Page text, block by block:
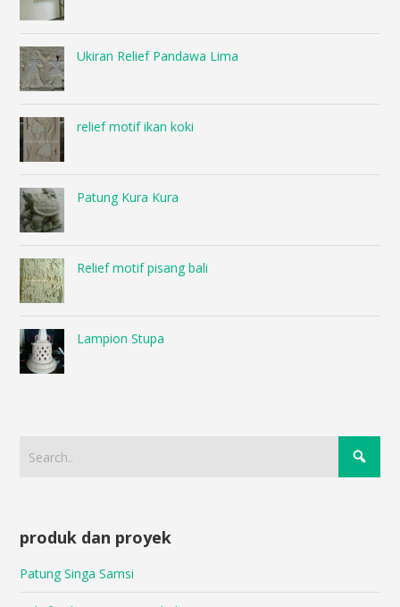
Ukiran Relief Pandawa Lima
relief motif ikan koki
Patung Kura Kura
Relief motif pisang bali
Lampion Stupa
produk dan proyek
Patung Singa Samsi